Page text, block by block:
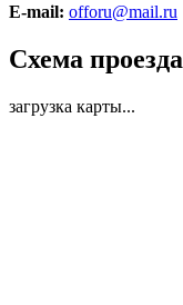
E-mail: offoru@mail.ru
Схема проезда
загрузка карты...